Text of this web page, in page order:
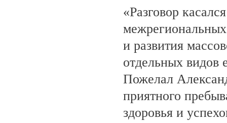
«Разговор
и развития
отдельных видов
Пожелал
приятного
здоровья и